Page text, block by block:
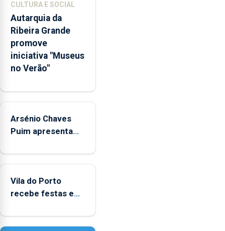
respostas
habitacionais,
anunciou
o
Governo
Regional.
CULTURA E SOCIAL
Autarquia da
Ribeira Grande
promove
iniciativa "Museus
no Verão"
Arsénio Chaves
Puim apresenta
Biblioteca de Vila
Vila do Porto
recebe festas em
Senhora da